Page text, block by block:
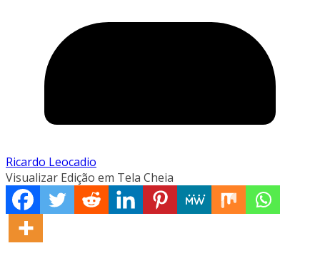
Ricardo Leocadio
Visualizar Edição em Tela Cheia